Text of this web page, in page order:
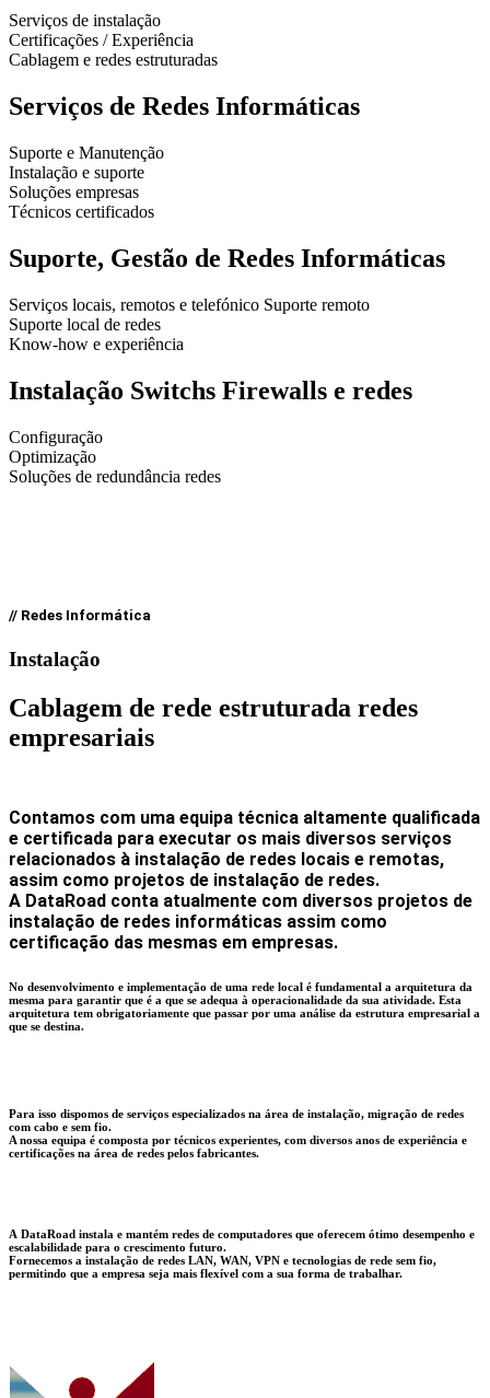
Serviços de instalação
Certificações / Experiência
Cablagem e redes estruturadas
Serviços de Redes Informáticas
Suporte e Manutenção
Instalação e suporte
Soluções empresas
Técnicos certificados
Suporte, Gestão de Redes Informáticas
Serviços locais, remotos e telefónico Suporte remoto
Suporte local de redes
Know-how e experiência
Instalação Switchs Firewalls e redes
Configuração
Optimização
Soluções de redundância redes
// Redes Informática
Instalação
Cablagem de rede estruturada redes
empresariais
Contamos com uma equipa técnica altamente qualificada
e certificada para executar os mais diversos serviços
relacionados à instalação de redes locais e remotas,
assim como projetos de instalação de redes.
A DataRoad conta atualmente com diversos projetos de
instalação de redes informáticas assim como
certificação das mesmas em empresas.
No desenvolvimento e implementação de uma rede local é fundamental a arquitetura da
mesma para garantir que é a que se adequa à operacionalidade da sua atividade. Esta
arquitetura tem obrigatoriamente que passar por uma análise da estrutura empresarial a
que se destina.
Para isso dispomos de serviços especializados na área de instalação, migração de redes
com cabo e sem fio.
A nossa equipa é composta por técnicos experientes, com diversos anos de experiência e
certificações na área de redes pelos fabricantes.
A DataRoad instala e mantém redes de computadores que oferecem ótimo desempenho e
escalabilidade para o crescimento futuro.
Fornecemos a instalação de redes LAN, WAN, VPN e tecnologias de rede sem fio,
permitindo que a empresa seja mais flexível com a sua forma de trabalhar.